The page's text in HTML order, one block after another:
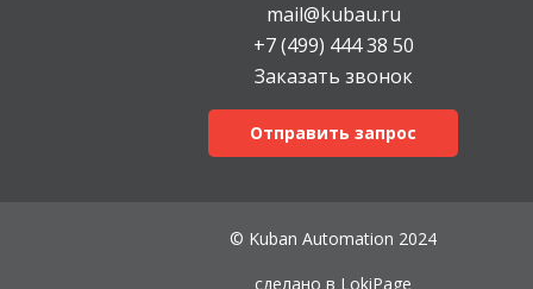
mail@kubau.ru
+7 (499) 444 38 50
Заказать звонок
Отправить запрос
© Kuban Automation 2024
сделано в LokiPage